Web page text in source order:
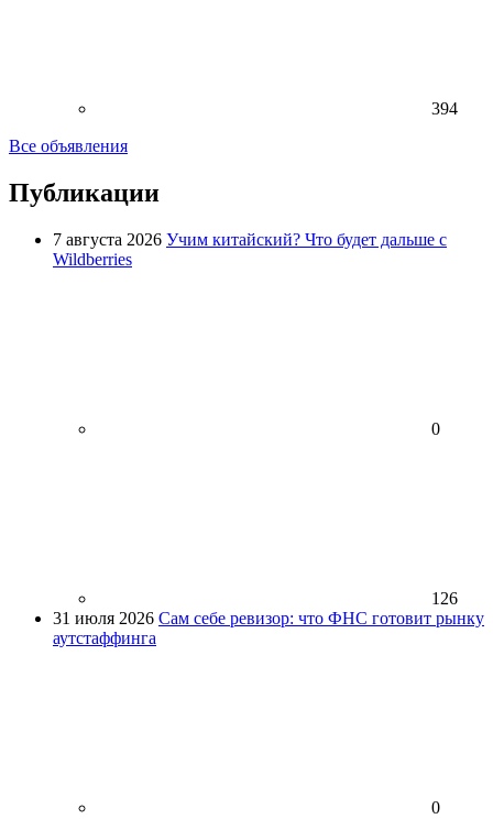
394
Все объявления
Публикации
7 августа 2026 Учим китайский? Что будет дальше с
Wildberries
0
126
31 июля 2026 Сам себе ревизор: что ФНС готовит рынку
аутстаффинга
0